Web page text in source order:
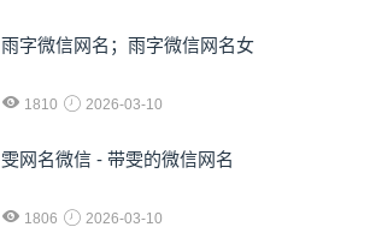
雨字微信网名；雨字微信网名女
1810 2026-03-10
雯网名微信 - 带雯的微信网名
1806 2026-03-10